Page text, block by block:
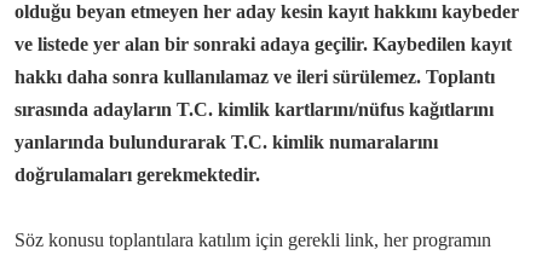
olduğu beyan etmeyen her aday kesin kayıt hakkını kaybeder
ve listede yer alan bir sonraki adaya geçilir. Kaybedilen kayıt
hakkı daha sonra kullanılamaz ve ileri sürülemez. Toplantı
sırasında adayların T.C. kimlik kartlarını/nüfus kağıtlarını
yanlarında bulundurarak T.C. kimlik numaralarını
doğrulamaları gerekmektedir.
Söz konusu toplantılara katılım için gerekli link, her programın